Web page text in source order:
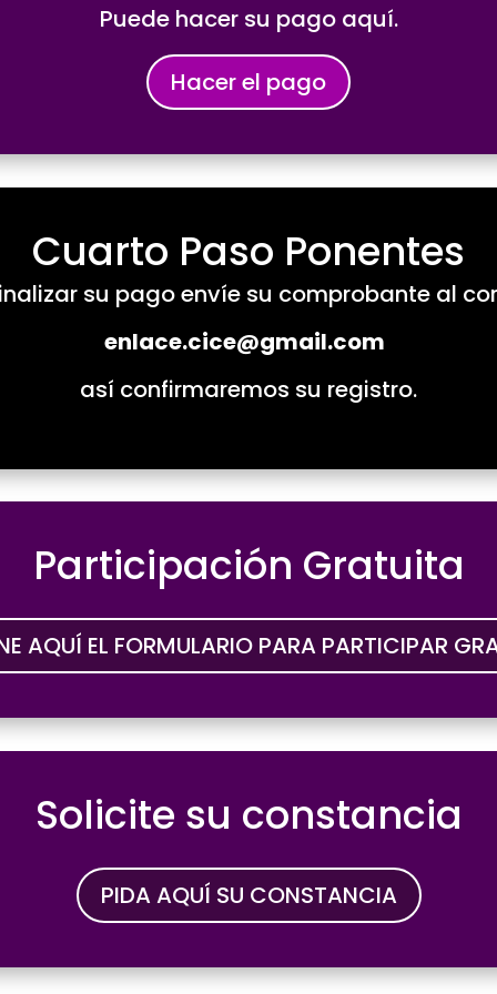
Puede hacer su pago aquí.
Hacer el pago
Cuarto Paso Ponentes
su pago envíe su comprobante al
enlace.cice@gmail.com
así confirmaremos su registro.
Participación Gratuita
AQUÍ EL FORMULARIO PARA PARTICIPAR
Solicite su constancia
PIDA AQUÍ SU CONSTANCIA